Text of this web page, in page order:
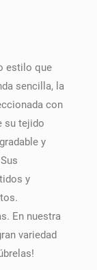
estilo que
sencilla, la
con
su tejido
y
y
En nuestra
variedad